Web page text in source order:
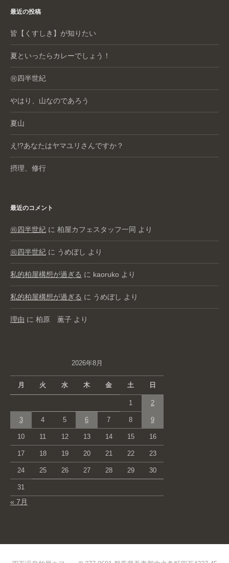
最近の投稿
皆【くすしき】が知りたい
夏といったらカレーでしょう！
㊗️四半世紀
やはり、山なのであろう
夏山
え!?あなたはヤマユリさんですか？
摂理、修行
最近のコメント
㊗️四半世紀 に 柏屋カフェスタッフ一同 より
㊗️四半世紀 に うめぼし より
私的柏屋構想が過ぎる に kaoruko より
私的柏屋構想が過ぎる に うめぼし より
理由 に 柏原 薫子 より
2026年8月
月 火 水 木 金 土 日
1 2
3 4 5 6 7 8 9
10 11 12 13 14 15 16
17 18 19 20 21 22 23
24 25 26 27 28 29 30
31
« 7月